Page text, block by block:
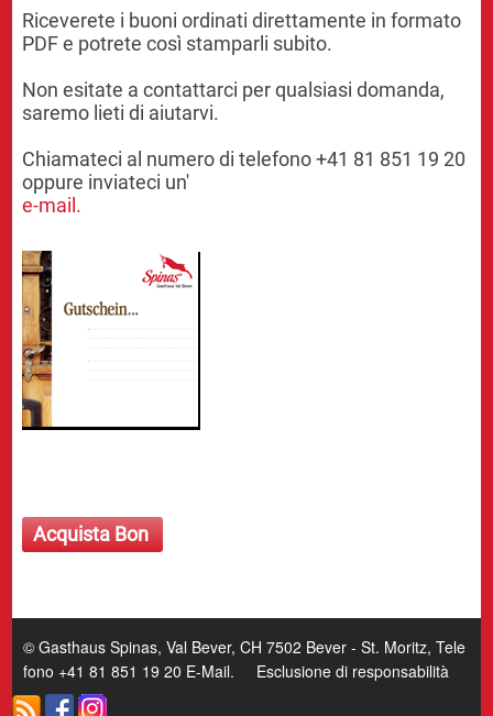
Riceverete i buoni ordinati direttamente in formato
PDF e potrete così stamparli subito.
Non esitate a contattarci per qualsiasi domanda,
saremo lieti di aiutarvi.
Chiamateci al numero di telefono +41 81 851 19 20
oppure inviateci un'
e-mail.
Acquista Bon
© Gasthaus Spinas, Val Bever, CH 7502 Bever - St. Moritz, Tele
fono +41 81 851 19 20 E-Mail. Esclusione di responsabilità